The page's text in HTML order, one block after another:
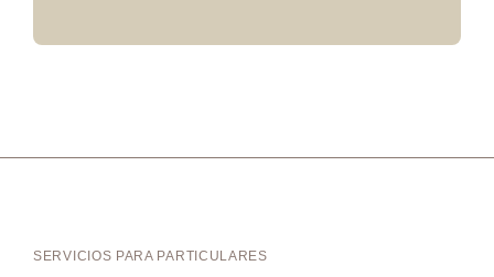
SERVICIOS PARA PARTICULARES